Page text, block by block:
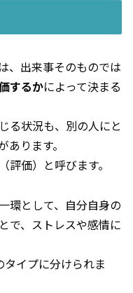
、出来事そのものでは
するかによって決まる
る状況も、別の人にと
ります。
価）と呼びます。
環として、自分自身の
で、ストレスや感情に
イプに分けられま